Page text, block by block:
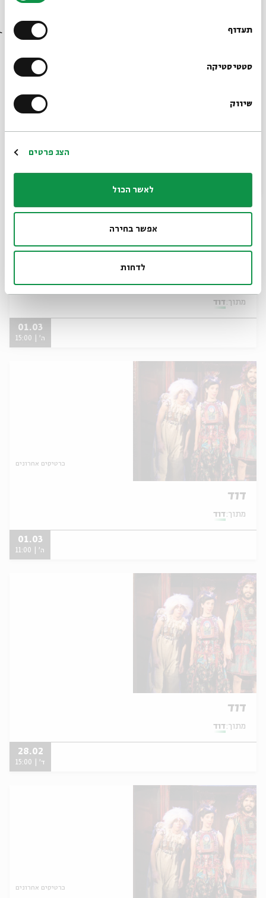
תעדוף
סטטיסטיקה
שיווק
הצג פרטים
לאשר הכול
אפשר בחירה
לדחות
דוד
14.08
דוד
מתוך:דוד
01.03
ה' | 15:00
כרטיסים אחרונים
דוד
מתוך:דוד
01.03
ה' | 11:00
דוד
מתוך:דוד
28.02
ד' | 15:00
כרטיסים אחרונים